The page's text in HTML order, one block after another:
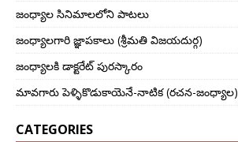
జంధ్యాల సినిమాలలోని పాటలు
జంధ్యాలగారి జ్ఞాపకాలు (శ్రీమతి విజయదుర్గ)
జంధ్యాలకి డాక్టరేట్ పురస్కారం
మావగారు పెళ్ళికొడుకాయెనే-నాటిక (రచన-జంధ్యాల)
CATEGORIES